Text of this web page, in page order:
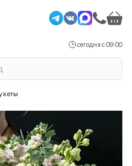
сегодня с 09:00